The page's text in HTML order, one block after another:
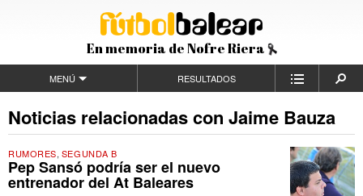
En memoria de Nofre Riera
MENÚ RESULTADOS
Noticias relacionadas con Jaime Bauza
RUMORES, SEGUNDA B
Pep Sansó podría ser el nuevo
entrenador del At Baleares